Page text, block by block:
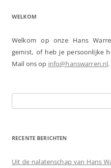
WELKOM
Welkom op onze Hans
gemist, of heb je persoonlijke
Mail ons op info@hanswarren.nl.
naar:
RECENTE BERICHTEN
Uit de nalatenschap van Hans